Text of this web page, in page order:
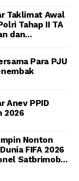
Taklimat Awal
Tahap II TA
dan
Para PJU
Anev PPID
2026
Nonton
FIFA 2026
Satbrimob